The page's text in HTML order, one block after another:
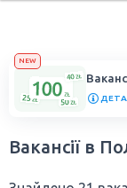
NEW
Вакансії в